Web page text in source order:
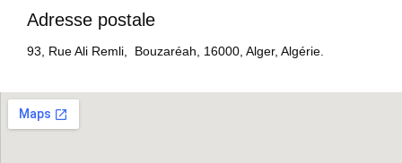
Adresse postale
93, Rue Ali Remli, Bouzaréah, 16000, Alger, Algérie.